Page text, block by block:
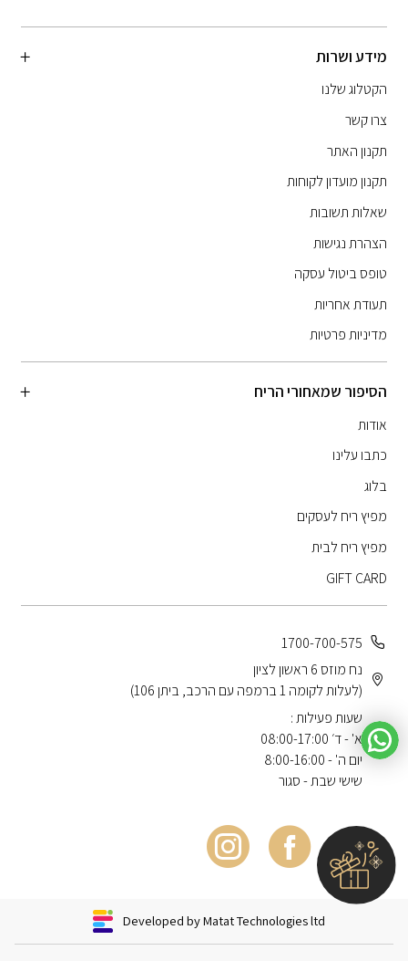
מידע ושרות
הקטלוג שלנו
צרו קשר
תקנון האתר
תקנון מועדון לקוחות
שאלות תשובות
הצהרת נגישות
טופס ביטול עסקה
תעודת אחריות
מדיניות פרטיות
הסיפור שמאחורי הריח
אודות
כתבו עלינו
בלוג
מפיץ ריח לעסקים
מפיץ ריח לבית
GIFT CARD
1700-700-575
נח מוזס 6 ראשון לציון
(לעלות לקומה 1 ברמפה עם הרכב, ביתן 106)
שעות פעילות :
א' - ד׳ 08:00-17:00
יום ה' - 8:00-16:00
שישי שבת - סגור
Developed by Matat Technologies ltd